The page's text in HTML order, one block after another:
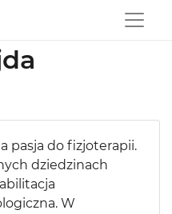
pasja do fizjoterapii.
dziedzinach
W